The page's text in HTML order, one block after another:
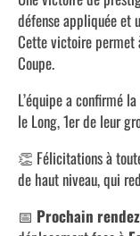
défense appliquée et
Cette victoire permet
Coupe.
L’équipe a confirmé
le Long, 1er de leur
👏 Félicitations à
de haut niveau, qui
📅 Prochain